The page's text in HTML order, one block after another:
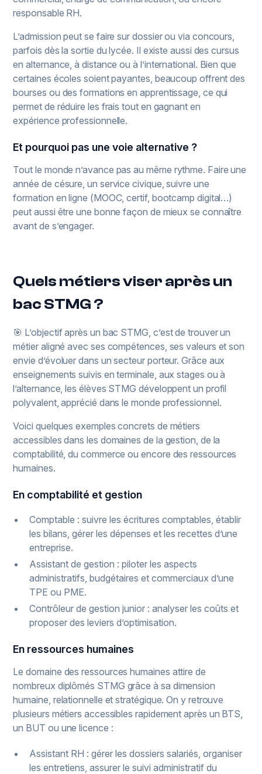
responsable RH.
L’admission peut se faire sur dossier ou via concours,
parfois dès la sortie du lycée. Il existe aussi des cursus
en alternance, à distance ou à l’international. Bien que
certaines écoles soient payantes, beaucoup offrent des
bourses ou des formations en apprentissage, ce qui
permet de réduire les frais tout en gagnant en
expérience professionnelle.
Et pourquoi pas une voie alternative ?
Tout le monde n’avance pas au même rythme. Faire une
année de césure, un service civique, suivre une
formation en ligne (MOOC, certif, bootcamp digital…)
peut aussi être une bonne façon de mieux se connaître
avant de s’engager.
Quels métiers viser après un
bac STMG ?
🎯 L’objectif après un bac STMG, c’est de trouver un
métier aligné avec ses compétences, ses valeurs et son
envie d’évoluer dans un secteur porteur. Grâce aux
enseignements suivis en terminale, aux stages ou à
l’alternance, les élèves STMG développent un profil
polyvalent, apprécié dans le monde professionnel.
Voici quelques exemples concrets de métiers
accessibles dans les domaines de la gestion, de la
comptabilité, du commerce ou encore des ressources
humaines.
En comptabilité et gestion
Comptable : suivre les écritures comptables, établir
les bilans, gérer les dépenses et les recettes d’une
entreprise.
Assistant de gestion : piloter les aspects
administratifs, budgétaires et commerciaux d’une
TPE ou PME.
Contrôleur de gestion junior : analyser les coûts et
proposer des leviers d’optimisation.
En ressources humaines
Le domaine des ressources humaines attire de
nombreux diplômés STMG grâce à sa dimension
humaine, relationnelle et stratégique. On y retrouve
plusieurs métiers accessibles rapidement après un BTS,
un BUT ou une licence :
Assistant RH : gérer les dossiers salariés, organiser
les entretiens, assurer le suivi administratif du